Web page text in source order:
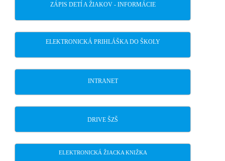
ZÁPIS DETÍ A ŽIAKOV - INFORMÁCIE
ELEKTRONICKÁ PRIHLÁŠKA DO ŠKOLY
INTRANET
DRIVE ŠZŠ
ELEKTRONICKÁ ŽIACKA KNIŽKA